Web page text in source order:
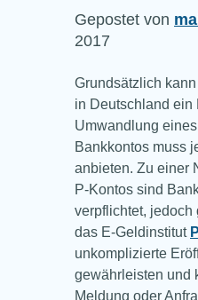
Gepostet von
2017
Grundsätzlich
in Deutschland ein
Umwandlung
Bankkontos muss
anbieten. Zu einer
P-Kontos sind
verpflichtet, jedoch
das E-Geldinstitut
unkomplizierte
gewährleisten und
Meldung oder